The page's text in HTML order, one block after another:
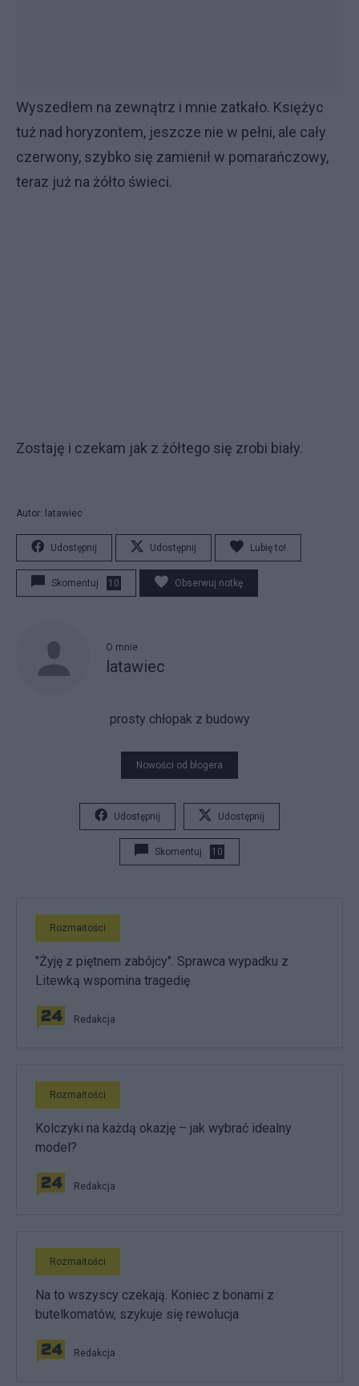
Wyszedłem na zewnątrz i mnie zatkało. Księżyc
tuż nad horyzontem, jeszcze nie w pełni, ale cały
czerwony, szybko się zamienił w pomarańczowy,
teraz już na żółto świeci.
Zostaję i czekam jak z żółtego się zrobi biały.
Autor: latawiec
Udostępnij Udostępnij Lubię to!
Skomentuj 10 Obserwuj notkę
O mnie
latawiec
prosty chłopak z budowy
Nowości od blogera
Udostępnij Udostępnij
Skomentuj 10
Rozmaitości
"Żyję z piętnem zabójcy". Sprawca wypadku z
Litewką wspomina tragedię
Redakcja
Rozmaitości
Kolczyki na każdą okazję – jak wybrać idealny
model?
Redakcja
Rozmaitości
Na to wszyscy czekają. Koniec z bonami z
butelkomatów, szykuje się rewolucja
Redakcja